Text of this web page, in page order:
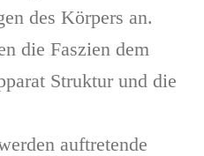
des Körpers an.
die Faszien dem
Struktur und die
auftretende